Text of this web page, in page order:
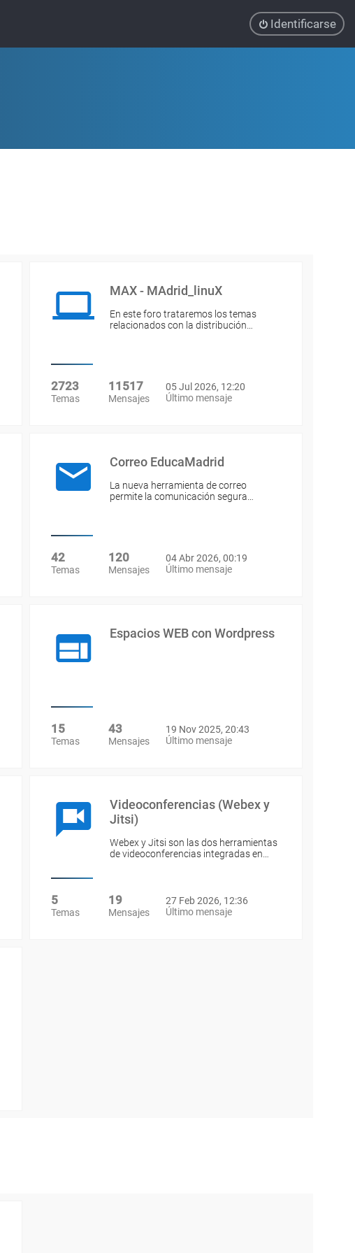
Identificarse
MAX - MAdrid_linuX
En este foro trataremos los temas
relacionados con la distribución…
2723
Temas
11517
Mensajes
05 Jul 2026, 12:20
Último mensaje
Correo EducaMadrid
La nueva herramienta de correo
permite la comunicación segura…
42
Temas
120
Mensajes
04 Abr 2026, 00:19
Último mensaje
Espacios WEB con Wordpress
15
Temas
43
Mensajes
19 Nov 2025, 20:43
Último mensaje
Videoconferencias (Webex y
Jitsi)
Webex y Jitsi son las dos herramientas
de videoconferencias integradas en…
5
Temas
19
Mensajes
27 Feb 2026, 12:36
Último mensaje